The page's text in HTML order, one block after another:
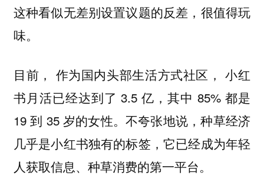
这种看似无差别设置议题的反差，很值得玩
味。
目前， 作为国内头部生活方式社区， 小红
书月活已经达到了 3.5 亿，其中 85% 都是
19 到 35 岁的女性。不夸张地说，种草经济
几乎是小红书独有的标签，它已经成为年轻
人获取信息、种草消费的第一平台。